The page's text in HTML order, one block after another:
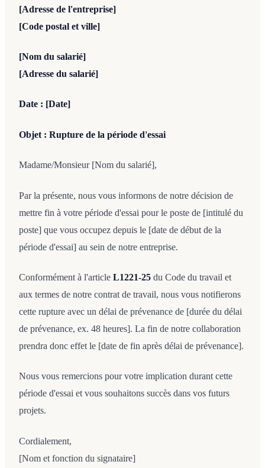
[Adresse de l'entreprise]
[Code postal et ville]
[Nom du salarié]
[Adresse du salarié]
Date : [Date]
Objet : Rupture de la période d'essai
Madame/Monsieur [Nom du salarié],
Par la présente, nous vous informons de notre décision de
mettre fin à votre période d'essai pour le poste de [intitulé du
poste] que vous occupez depuis le [date de début de la
période d'essai] au sein de notre entreprise.
Conformément à l'article L1221-25 du Code du travail et
aux termes de notre contrat de travail, nous vous notifierons
cette rupture avec un délai de prévenance de [durée du délai
de prévenance, ex. 48 heures]. La fin de notre collaboration
prendra donc effet le [date de fin après délai de prévenance].
Nous vous remercions pour votre implication durant cette
période d'essai et vous souhaitons succès dans vos futurs
projets.
Cordialement,
[Nom et fonction du signataire]